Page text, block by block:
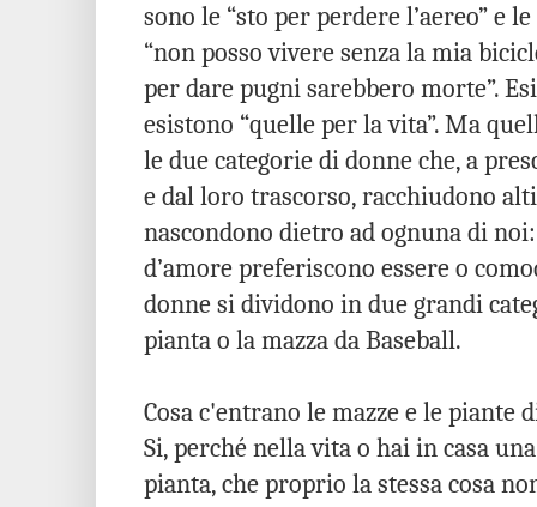
sono le “sto per perdere l’aereo” e
“non posso vivere senza la mia
per dare pugni sarebbero morte”.
esistono “quelle per la vita”. Ma
le due categorie di donne che, a
e dal loro trascorso, racchiudono
nascondono dietro ad ognuna di
d’amore preferiscono essere o
donne si dividono in due grandi
pianta o la mazza da Baseball.
Cosa c'entrano le mazze e le piante
Si, perché nella vita o hai in casa
pianta, che proprio la stessa cosa